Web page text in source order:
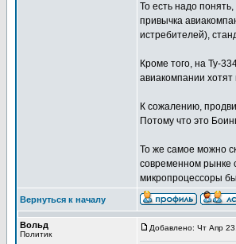
То есть надо
привычка
истребителей),
Кроме того, на Ту-
авиакомпании
К сожалению,
Потому что это
То же самое можно
современном рынке
микропроцессоры
Вернуться к началу
Вольд
Политик
Добавлено: Чт Апр